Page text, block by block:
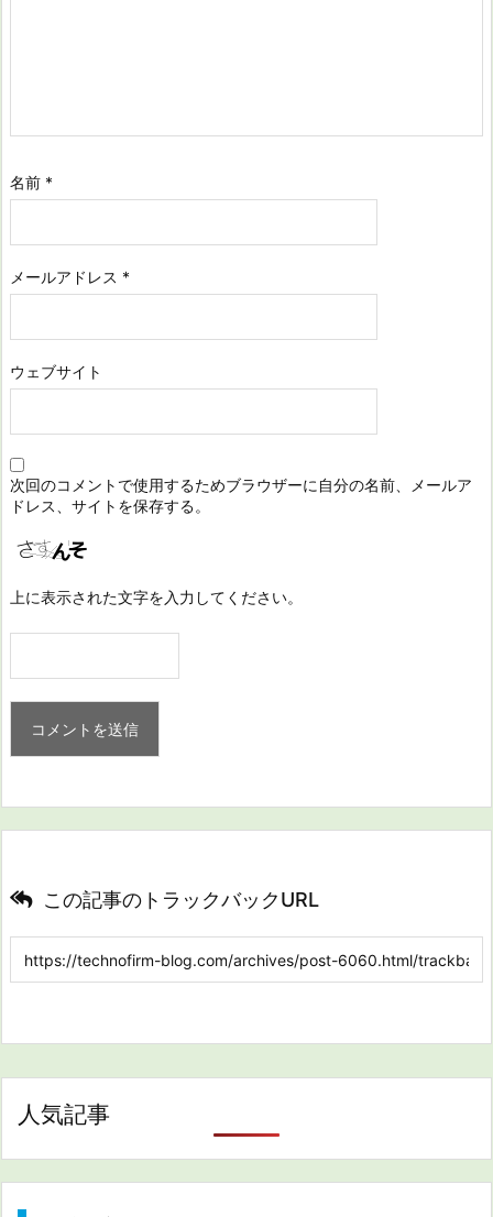
名前 *
メールアドレス *
ウェブサイト
次回のコメントで使用するためブラウザーに自分の名前、メールア
ドレス、サイトを保存する。
上に表示された文字を入力してください。
この記事のトラックバックURL
人気記事